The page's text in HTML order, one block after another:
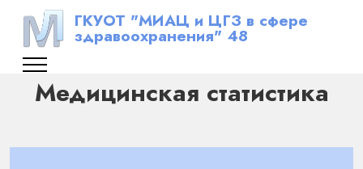
ГКУОТ "МИАЦ и ЦГЗ в сфере
здравоохранения" 48
Медицинская статистика